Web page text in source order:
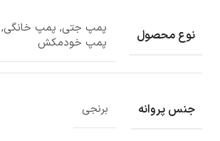
نوع محصول
پمپ جتی, پمپ خانگی,
پمپ خودمکش
جنس پروانه برنجی